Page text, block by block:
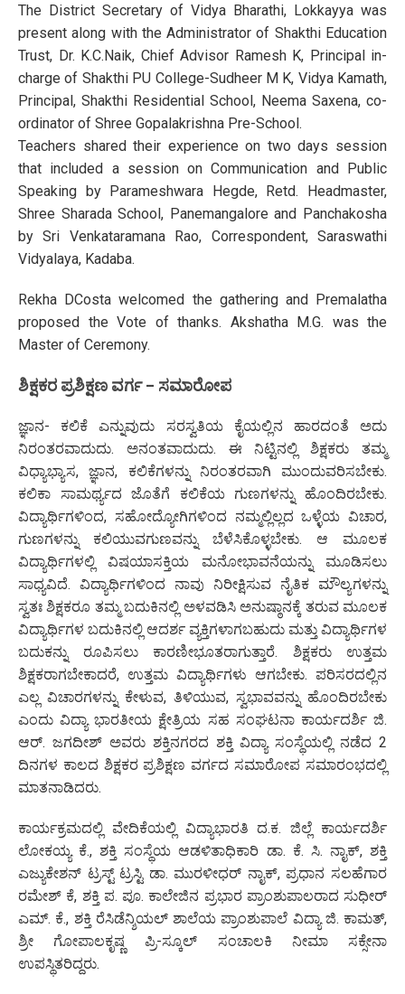
The District Secretary of Vidya Bharathi, Lokkayya was
present along with the Administrator of Shakthi Education
Trust, Dr. K.C.Naik, Chief Advisor Ramesh K, Principal in-
charge of Shakthi PU College-Sudheer M K, Vidya Kamath,
Principal, Shakthi Residential School, Neema Saxena, co-
ordinator of Shree Gopalakrishna Pre-School.
Teachers shared their experience on two days session
that included a session on Communication and Public
Speaking by Parameshwara Hegde, Retd. Headmaster,
Shree Sharada School, Panemangalore and Panchakosha
by Sri Venkataramana Rao, Correspondent, Saraswathi
Vidyalaya, Kadaba.
Rekha DCosta welcomed the gathering and Premalatha
proposed the Vote of thanks. Akshatha M.G. was the
Master of Ceremony.
ಶಿಕ್ಷಕರ ಪ್ರಶಿಕ್ಷಣ ವರ್ಗ – ಸಮಾರೋಪ
ಜ್ಞಾನ- ಕಲಿಕೆ ಎನ್ನುವುದು ಸರಸ್ವತಿಯ ಕೈಯಲ್ಲಿನ ಹಾರದಂತೆ ಅದು
ನಿರಂತರವಾದುದು. ಅನಂತವಾದುದು. ಈ ನಿಟ್ಟಿನಲ್ಲಿ ಶಿಕ್ಷಕರು ತಮ್ಮ
ವಿಧ್ಯಾಭ್ಯಾಸ, ಜ್ಞಾನ, ಕಲಿಕೆಗಳನ್ನು ನಿರಂತರವಾಗಿ ಮುಂದುವರಿಸಬೇಕು.
ಕಲಿಕಾ ಸಾಮರ್ಥ್ಯದ ಜೊತೆಗೆ ಕಲಿಕೆಯ ಗುಣಗಳನ್ನು ಹೊಂದಿರಬೇಕು.
ವಿದ್ಯಾರ್ಥಿಗಳಿಂದ, ಸಹೋದ್ಯೋಗಿಗಳಿಂದ ನಮ್ಮಲ್ಲಿಲ್ಲದ ಒಳ್ಳೆಯ ವಿಚಾರ,
ಗುಣಗಳನ್ನು ಕಲಿಯುವಗುಣವನ್ನು ಬೆಳೆಸಿಕೊಳ್ಳಬೇಕು. ಆ ಮೂಲಕ
ವಿದ್ಯಾರ್ಥಿಗಳಲ್ಲಿ ವಿಷಯಾಸಕ್ತಿಯ ಮನೋಭಾವನೆಯನ್ನು ಮೂಡಿಸಲು
ಸಾಧ್ಯವಿದೆ. ವಿದ್ಯಾರ್ಥಿಗಳಿಂದ ನಾವು ನಿರೀಕ್ಷಿಸುವ ನೈತಿಕ ಮೌಲ್ಯಗಳನ್ನು
ಸ್ವತಃ ಶಿಕ್ಷಕರೂ ತಮ್ಮ ಬದುಕಿನಲ್ಲಿ ಅಳವಡಿಸಿ ಅನುಷ್ಠಾನಕ್ಕೆ ತರುವ ಮೂಲಕ
ವಿದ್ಯಾರ್ಥಿಗಳ ಬದುಕಿನಲ್ಲಿ ಆದರ್ಶ ವ್ಯಕ್ತಿಗಳಾಗಬಹುದು ಮತ್ತು ವಿದ್ಯಾರ್ಥಿಗಳ
ಬದುಕನ್ನು ರೂಪಿಸಲು ಕಾರಣೀಭೂತರಾಗುತ್ತಾರೆ. ಶಿಕ್ಷಕರು ಉತ್ತಮ
ಶಿಕ್ಷಕರಾಗಬೇಕಾದರೆ, ಉತ್ತಮ ವಿದ್ಯಾರ್ಥಿಗಳು ಆಗಬೇಕು. ಪರಿಸರದಲ್ಲಿನ
ಎಲ್ಲ ವಿಚಾರಗಳನ್ನು ಕೇಳುವ, ತಿಳಿಯುವ, ಸ್ವಭಾವವನ್ನು ಹೊಂದಿರಬೇಕು
ಎಂದು ವಿದ್ಯಾ ಭಾರತೀಯ ಕ್ಷೇತ್ರಿಯ ಸಹ ಸಂಘಟನಾ ಕಾರ್ಯದರ್ಶಿ ಜಿ.
ಆರ್‌. ಜಗದೀಶ್‌ ಅವರು ಶಕ್ತಿನಗರದ ಶಕ್ತಿ ವಿದ್ಯಾ ಸಂಸ್ಥೆಯಲ್ಲಿ ನಡೆದ 2
ದಿನಗಳ ಕಾಲದ ಶಿಕ್ಷಕರ ಪ್ರಶಿಕ್ಷಣ ವರ್ಗದ ಸಮಾರೋಪ ಸಮಾರಂಭದಲ್ಲಿ
ಮಾತನಾಡಿದರು.
ಕಾರ್ಯಕ್ರಮದಲ್ಲಿ ವೇದಿಕೆಯಲ್ಲಿ ವಿದ್ಯಾಭಾರತಿ ದ.ಕ. ಜಿಲ್ಲೆ ಕಾರ್ಯದರ್ಶಿ
ಲೋಕಯ್ಯ ಕೆ., ಶಕ್ತಿ ಸಂಸ್ಥೆಯ ಆಡಳಿತಾಧಿಕಾರಿ ಡಾ. ಕೆ. ಸಿ. ನಾೖಕ್, ಶಕ್ತಿ
ಎಜ್ಯುಕೇಶನ್‌ ಟ್ರಸ್ಟ್ ಟ್ರಸ್ಟಿ ಡಾ. ಮುರಳೀಧರ್ ನಾೖಕ್, ಪ್ರಧಾನ ಸಲಹೆಗಾರ
ರಮೇಶ್ ಕೆ, ಶಕ್ತಿ ಪ. ಪೂ. ಕಾಲೇಜಿನ ಪ್ರಭಾರ ಪ್ರಾಂಶುಪಾಲರಾದ ಸುಧೀರ್‌
ಎಮ್. ಕೆ., ಶಕ್ತಿ ರೆಸಿಡೆನ್ಶಿಯಲ್ ಶಾಲೆಯ ಪ್ರಾಂಶುಪಾಲೆ ವಿದ್ಯಾ ಜಿ. ಕಾಮತ್,
ಶ್ರೀ ಗೋಪಾಲಕೃಷ್ಣ ಪ್ರಿ-ಸ್ಕೂಲ್ ಸಂಚಾಲಕಿ ನೀಮಾ ಸಕ್ಸೇನಾ
ಉಪಸ್ಥಿತರಿದ್ದರು.